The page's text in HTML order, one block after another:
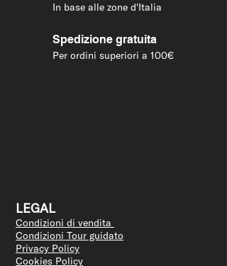
In base alle zone d'Italia
Spedizione gratuita
Per ordini superiori a 100€
LEGAL
Condizioni di vendita
Condizioni Tour guidato
Privacy Policy
Cookies Policy